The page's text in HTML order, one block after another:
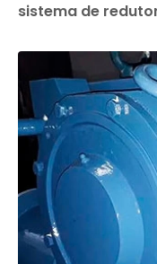
sistema de